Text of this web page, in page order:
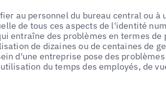
au personnel du bureau central ou à
de tous ces aspects de l'identité
entraîne des problèmes en termes
de dizaines ou de centaines de
d'une entreprise pose des
du temps des employés, de